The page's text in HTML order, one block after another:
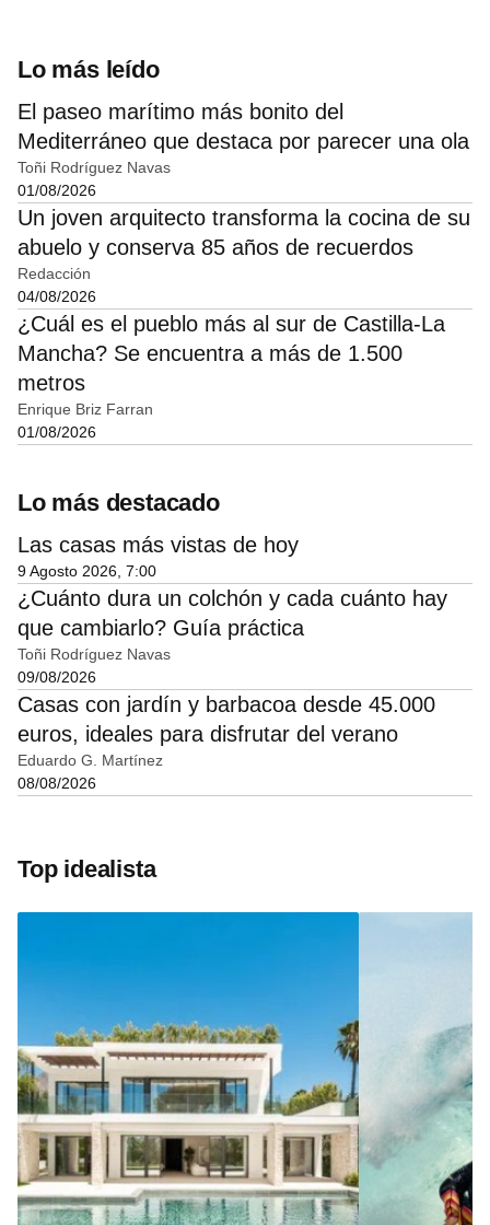
Lo más leído
El paseo marítimo más bonito del
Mediterráneo que destaca por parecer una ola
Toñi Rodríguez Navas
01/08/2026
Un joven arquitecto transforma la cocina de su
abuelo y conserva 85 años de recuerdos
Redacción
04/08/2026
¿Cuál es el pueblo más al sur de Castilla-La
Mancha? Se encuentra a más de 1.500
metros
Enrique Briz Farran
01/08/2026
Lo más destacado
Las casas más vistas de hoy
9 Agosto 2026, 7:00
¿Cuánto dura un colchón y cada cuánto hay
que cambiarlo? Guía práctica
Toñi Rodríguez Navas
09/08/2026
Casas con jardín y barbacoa desde 45.000
euros, ideales para disfrutar del verano
Eduardo G. Martínez
08/08/2026
Top idealista